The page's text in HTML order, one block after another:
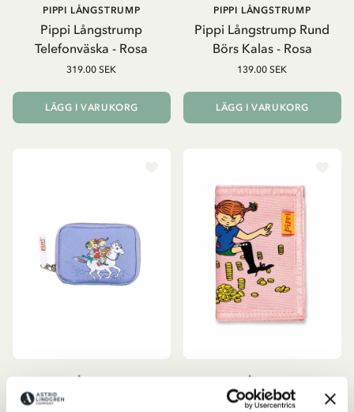
Pippi Långstrump
Telefonväska - Rosa
PIPPI LÅNGSTRUMP
319.00 SEK
LÄGG I VARUKORG
Pippi Långstrump Rund
Börs Kalas - Rosa
PIPPI LÅNGSTRUMP
139.00 SEK
LÄGG I VARUKORG
Plånbok Pippi Långstrump
Plånbok Pippi Långstrump